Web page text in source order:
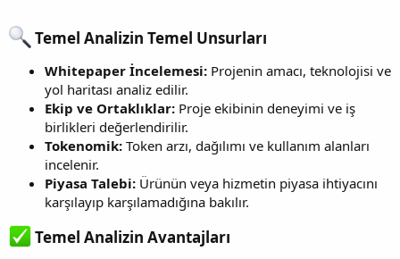
Temel Analizin Temel Unsurları​
Whitepaper İncelemesi: Projenin amacı, teknolojisi ve
yol haritası analiz edilir.
Ekip ve Ortaklıklar: Proje ekibinin deneyimi ve iş
birlikleri değerlendirilir.
Tokenomik: Token arzı, dağılımı ve kullanım alanları
incelenir.
Piyasa Talebi: Ürünün veya hizmetin piyasa ihtiyacını
karşılayıp karşılamadığına bakılır.
Temel Analizin Avantajları​